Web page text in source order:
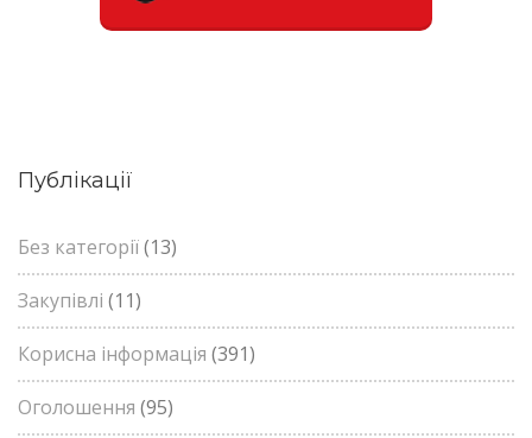
Публікації
Без категорії(13)
Закупівлі (11)
Корисна інформація (391)
Оголошення (95)